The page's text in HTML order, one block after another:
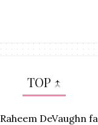
TOP ↑
Raheem DeVaughn